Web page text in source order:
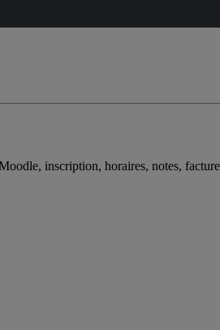
inscription, horaires, notes,